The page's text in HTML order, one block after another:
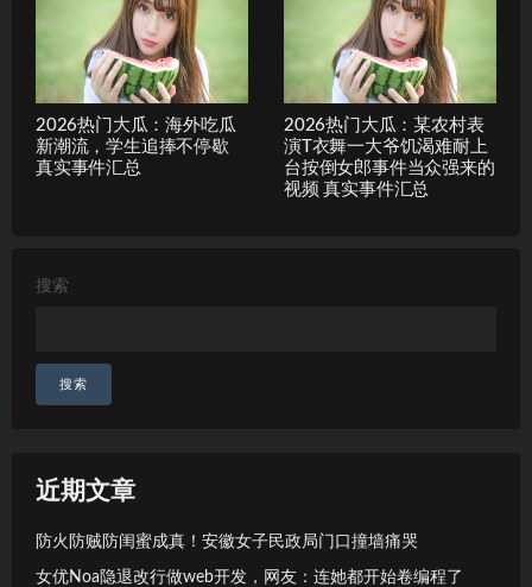
2026热门大瓜：海外吃瓜
新潮流，学生追捧不停歇
真实事件汇总
2026热门大瓜：某农村表
演T衣舞一大爷饥渴难耐上
台按倒女郎事件当众强来的
视频 真实事件汇总
搜索
搜索
近期文章
防火防贼防闺蜜成真！安徽女子民政局门口撞墙痛哭
女优Noa隐退改行做web开发，网友：连她都开始卷编程了